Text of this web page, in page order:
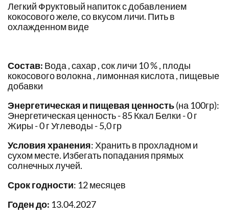
Легкий Фруктовый напиток с добавлением
кокосового желе, со вкусом личи. Пить в
охлажденном виде
Состав: Вода , сахар , сок личи 10 % , плоды
кокосового волокна , лимонная кислота , пищевые
добавки
Энергетическая и пищевая ценность(на 100гр):
Энергетическая ценность - 85 Ккал Белки - 0 г
Жиры - 0 г Углеводы - 5,0 гр
Условия хранения: Хранить в прохладном и
сухом месте. Избегать попадания прямых
солнечных лучей.
Срок годности: 12 месяцев
Годен до: 13.04.2027